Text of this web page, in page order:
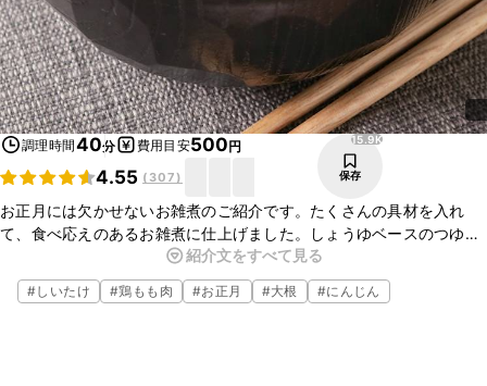
調理時間40分 費用目安500円
4.55 ( 307)
15.9K
保存
お正月には欠かせないお雑煮のご紹介です。たくさんの具材を入れ
て、食べ応えのあるお雑煮に仕上げました。しょうゆベースのつゆ
に、切り餅を入れた関東風のあっさりとした味わいです。にんじんを
飾り切りにすることで、お正月らしさが増すのでオススメです。
紹介文をすべて見る
#しいたけ #鶏もも肉 #お正月 #大根 #にんじん